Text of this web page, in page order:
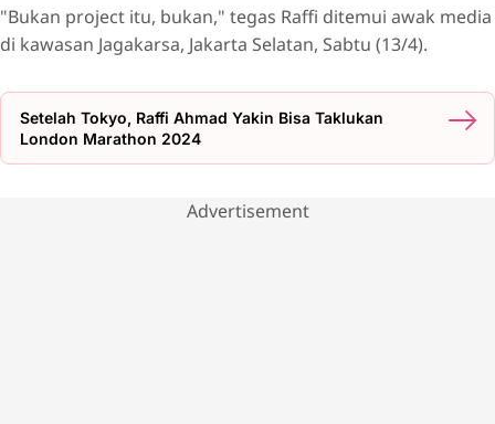
"Bukan project itu, bukan," tegas Raffi ditemui awak media
di kawasan Jagakarsa, Jakarta Selatan, Sabtu (13/4).
Setelah Tokyo, Raffi Ahmad Yakin Bisa Taklukan
London Marathon 2024
Advertisement